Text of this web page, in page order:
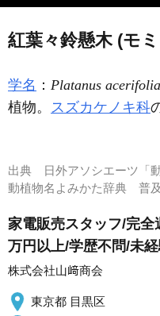
紅葉々鈴懸木 (モ
学名 ： Platanus acerifolia
植物。 スズカケノキ科
出典
日外アソシエーツ「
動植物名よみかた辞典 普
家電販売スタッフ/完
万円以上/学歴不問/未
株式会社山﨑商会
東京都 目黒区